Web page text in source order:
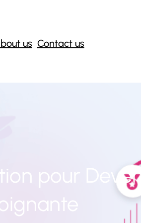
us Contact us
pour